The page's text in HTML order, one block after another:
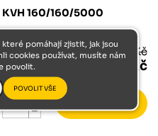
KVH 160/160/5000
skladem 2 943 Kč
2 501 Kč
ks
pomáhají zjistit, jak jsou
cookies používat, musíte nám
povolit.